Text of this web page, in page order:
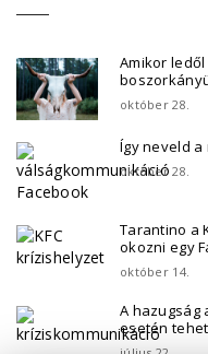
Amikor
október 28.
Így neveld
október 28.
Tarantino a
okozni egy
október 14.
A hazugság
esetén tehet